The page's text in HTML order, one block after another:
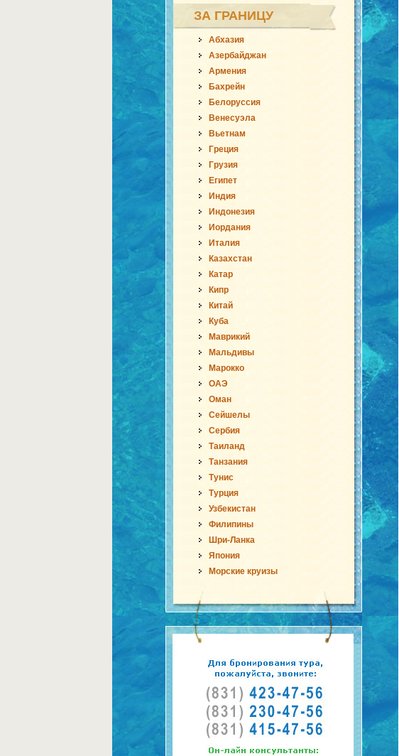
ЗА ГРАНИЦУ
Абхазия
Азербайджан
Армения
Бахрейн
Белоруссия
Венесуэла
Вьетнам
Греция
Грузия
Египет
Индия
Индонезия
Иордания
Италия
Казахстан
Катар
Кипр
Китай
Куба
Маврикий
Мальдивы
Марокко
ОАЭ
Оман
Сейшелы
Сербия
Таиланд
Танзания
Тунис
Турция
Узбекистан
Филипины
Шри-Ланка
Япония
Морские круизы